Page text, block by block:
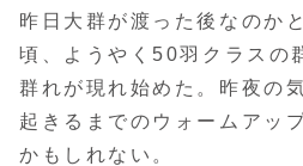
昨日大群が渡った後なのか
頃、ようやく50羽クラスの
群れが現れ始めた。昨夜の
起きるまでのウォームアッ
かもしれない。